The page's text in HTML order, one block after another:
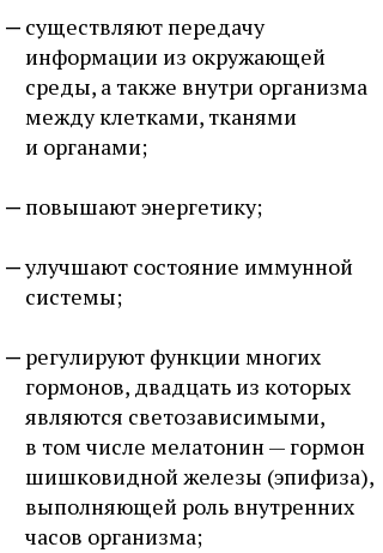
существляют передачу
информации из окружающей
среды, а также внутри организма
между клетками, тканями
и органами;
повышают энергетику;
улучшают состояние иммунной
системы;
регулируют функции многих
гормонов, двадцать из которых
являются светозависимыми,
в том числе мелатонин — гормон
шишковидной железы (эпифиза),
выполняющей роль внутренних
часов организма;